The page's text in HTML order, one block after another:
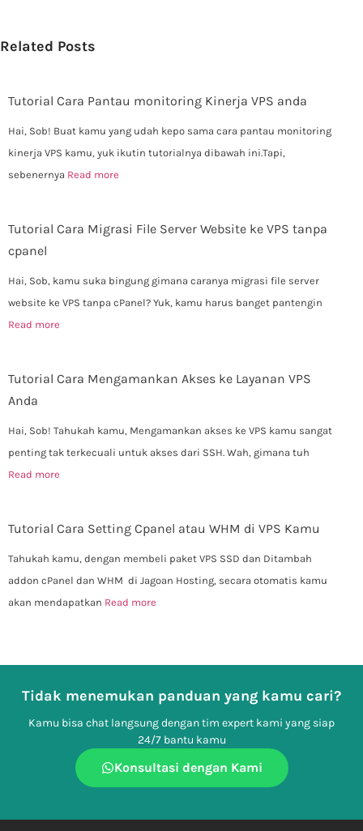
Related Posts
Tutorial Cara Pantau monitoring Kinerja VPS anda
Hai, Sob! Buat kamu yang udah kepo sama cara pantau monitoring
kinerja VPS kamu, yuk ikutin tutorialnya dibawah ini.Tapi,
sebenernya Read more
Tutorial Cara Migrasi File Server Website ke VPS tanpa
cpanel
Hai, Sob, kamu suka bingung gimana caranya migrasi file server
website ke VPS tanpa cPanel? Yuk, kamu harus banget pantengin
Read more
Tutorial Cara Mengamankan Akses ke Layanan VPS
Anda
Hai, Sob! Tahukah kamu, Mengamankan akses ke VPS kamu sangat
penting tak terkecuali untuk akses dari SSH. Wah, gimana tuh
Read more
Tutorial Cara Setting Cpanel atau WHM di VPS Kamu
Tahukah kamu, dengan membeli paket VPS SSD dan Ditambah
addon cPanel dan WHM di Jagoan Hosting, secara otomatis kamu
akan mendapatkan Read more
Tidak menemukan panduan yang kamu cari?
Kamu bisa chat langsung dengan tim expert kami yang siap
24/7 bantu kamu
Konsultasi dengan Kami